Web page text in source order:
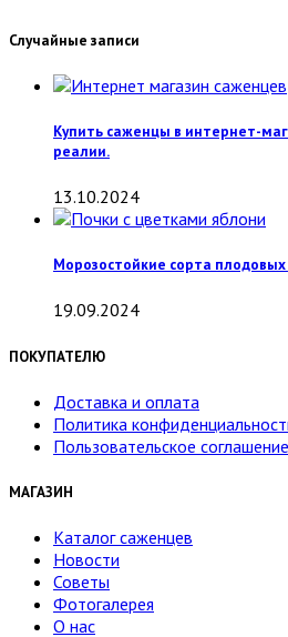
Случайные записи
Купить саженцы в интернет-
реалии.
13.10.2024
Морозостойкие сорта
19.09.2024
ПОКУПАТЕЛЮ
Доставка и оплата
Политика
Пользовательское соглашение
МАГАЗИН
Каталог саженцев
Новости
Советы
Фотогалерея
О нас